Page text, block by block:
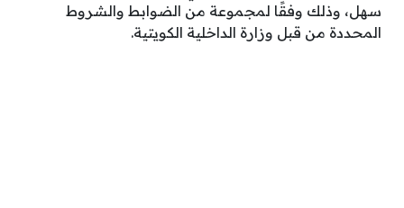
سهل، وذلك وفقًا لمجموعة من الضوابط والشروط
المحددة من قبل وزارة الداخلية الكويتية.